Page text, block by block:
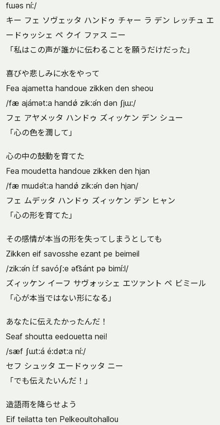
fɯəs ní:/
キー フェ ソヴェッタ ハンドゥ チャー ラ デン レッチュ エ
ードゥッシェ ペ クイ ファス ニー
「私はこの声が誰かに伝わることを願うだけだった」
喜びや悲しみに水をやって
Fea ajametta handoue zikken den sheou
/fæ ajámət:a handǿ zik:ə́n dən ʃjɯ:/
フェ アヤメッタ ハンドゥ ズィッケン デン シュー
「心の色を潤して」
心の中の鼓動を育てた
Fea moudetta handoue zikken den hjan
/fæ mɯdə́t:a handǿ zik:ə́n dən hjan/
フェ ムデッタ ハンドゥ ズィッケン デン ヒャン
「心の形を育てた」
その感情が本当の形を失ってしまうとしても
Zikken eif savosshe ezant pe beimeil
/zik:ə́n í:f savóʃ:e ət͡sánt pə bimí:l/
ズィッケン イーフ サヴォッシェ エツァント ペ ビミール
「心が本当ではない形になる」
あなたに伝えたかったんだ！
Seaf shoutta eedouetta nei!
/sæf ʃɯt:á é:døt:a ní:/
セフ シュッタ エードゥッタ ニー
「でも伝えたいんだ！」
造語雨を降らせよう
Eif teilatta ten Pelkeoultohallou